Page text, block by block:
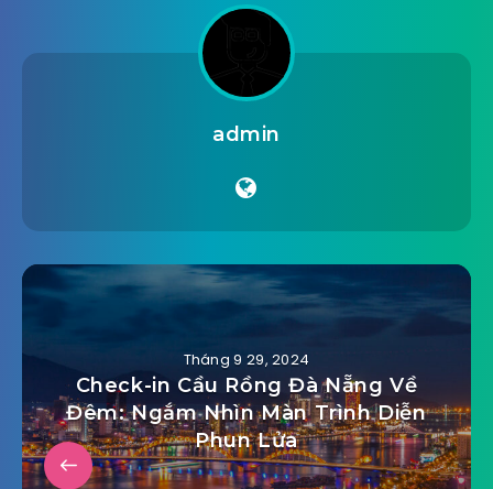
admin
Tháng 9 29, 2024
Check-in Cầu Rồng Đà Nẵng Về
Đêm: Ngắm Nhìn Màn Trình Diễn
Phun Lửa